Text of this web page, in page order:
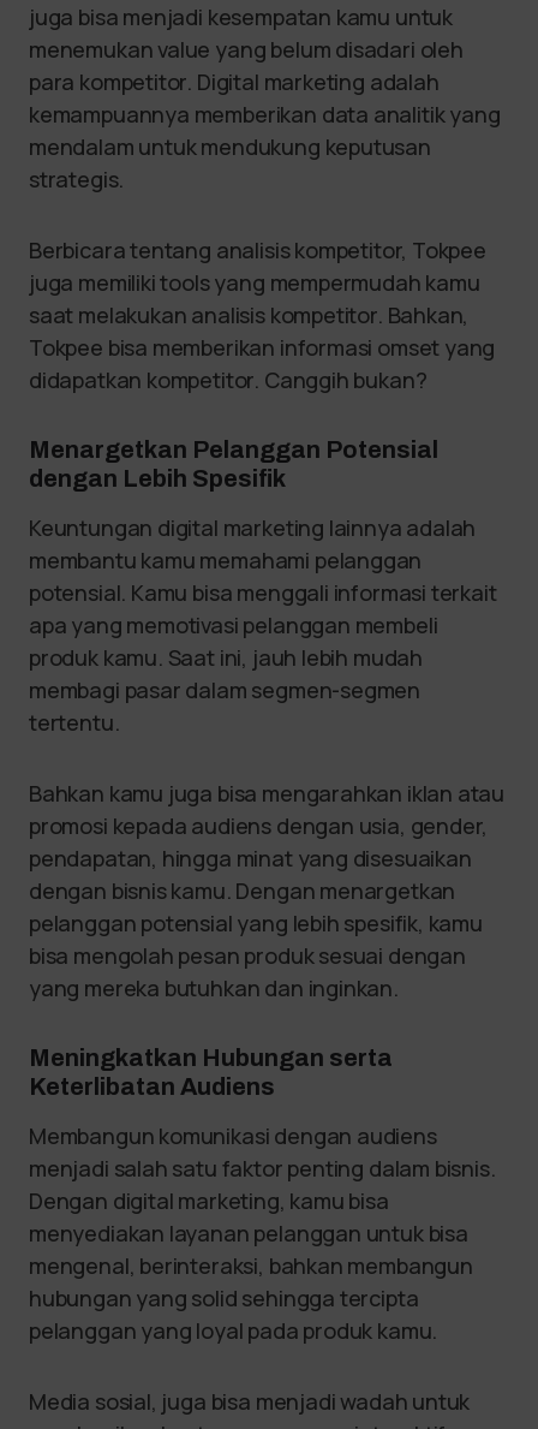
juga bisa menjadi kesempatan kamu untuk
menemukan value yang belum disadari oleh
para kompetitor. Digital marketing adalah
kemampuannya memberikan data analitik yang
mendalam untuk mendukung keputusan
strategis.
Berbicara tentang analisis kompetitor, Tokpee
juga memiliki tools yang mempermudah kamu
saat melakukan analisis kompetitor. Bahkan,
Tokpee bisa memberikan informasi omset yang
didapatkan kompetitor. Canggih bukan?
Menargetkan Pelanggan Potensial
dengan Lebih Spesifik
Keuntungan digital marketing lainnya adalah
membantu kamu memahami pelanggan
potensial. Kamu bisa menggali informasi terkait
apa yang memotivasi pelanggan membeli
produk kamu. Saat ini, jauh lebih mudah
membagi pasar dalam segmen-segmen
tertentu.
Bahkan kamu juga bisa mengarahkan iklan atau
promosi kepada audiens dengan usia, gender,
pendapatan, hingga minat yang disesuaikan
dengan bisnis kamu. Dengan menargetkan
pelanggan potensial yang lebih spesifik, kamu
bisa mengolah pesan produk sesuai dengan
yang mereka butuhkan dan inginkan.
Meningkatkan Hubungan serta
Keterlibatan Audiens
Membangun komunikasi dengan audiens
menjadi salah satu faktor penting dalam bisnis.
Dengan digital marketing, kamu bisa
menyediakan layanan pelanggan untuk bisa
mengenal, berinteraksi, bahkan membangun
hubungan yang solid sehingga tercipta
pelanggan yang loyal pada produk kamu.
Media sosial, juga bisa menjadi wadah untuk